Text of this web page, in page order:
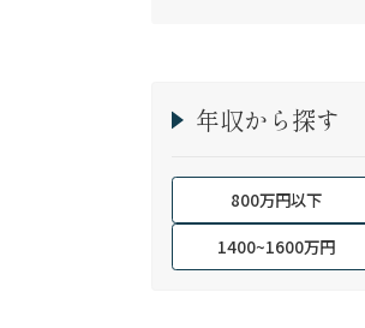
年収から探す
800万円以下
1400~1600万円